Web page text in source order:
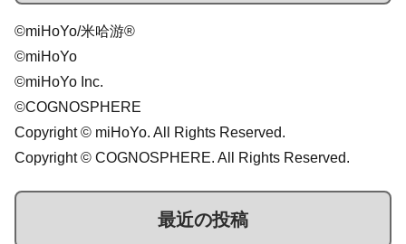
©miHoYo/米哈游®
©miHoYo
©miHoYo Inc.
©COGNOSPHERE
Copyright © miHoYo. All Rights Reserved.
Copyright © COGNOSPHERE. All Rights Reserved.
最近の投稿